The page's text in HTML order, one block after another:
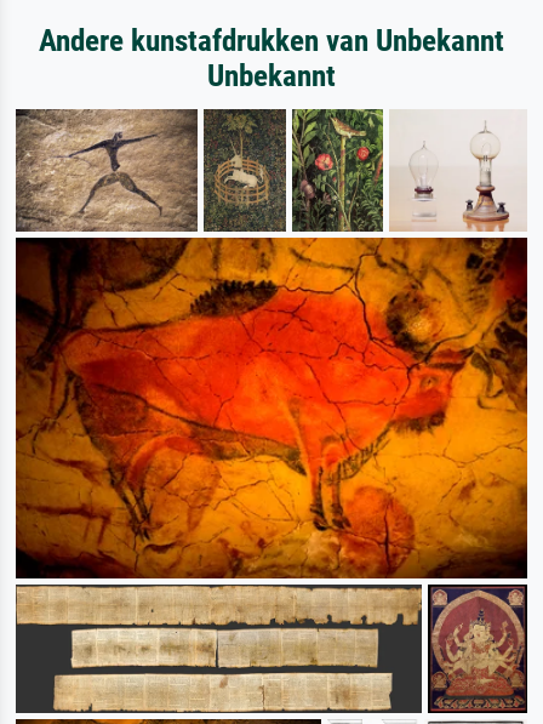
Andere kunstafdrukken van Unbekannt
Unbekannt